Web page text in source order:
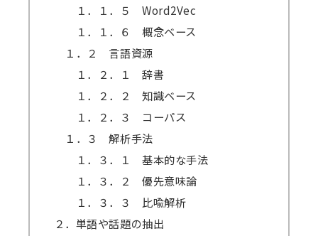
１．１．５ Word2Vec
１．１．６ 概念ベース
１．２ 言語資源
１．２．１ 辞書
１．２．２ 知識ベース
１．２．３ コーパス
１．３ 解析手法
１．３．１ 基本的な手法
１．３．２ 優先意味論
１．３．３ 比喩解析
２．単語や話題の抽出